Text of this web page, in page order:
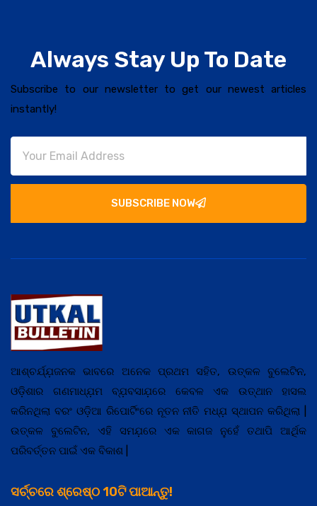
Always Stay Up To Date
Subscribe to our newsletter to get our newest articles
instantly!
SUBSCRIBE NOW
ଆଶ୍ଚର୍ଯ୍ଯ଼ଜନକ ଭାବରେ ଅନେକ ପ୍ରଥମ ସହିତ, ଉତ୍କଳ ବୁଲେଟିନ,
ଓଡ଼ିଶାର ଗଣମାଧ୍ଯ଼ମ ବ୍ଯ଼ବସାଯ଼ରେ କେବଳ ଏକ ଉତ୍ଥାନ ହାସଲ
କରିନଥିଲା ବରଂ ଓଡ଼ିଆ ରିପୋର୍ଟିଂରେ ନୂତନ ନୀତି ମଧ୍ଯ଼ ସ୍ଥାପନ କରିଥିଲା |
ଉତ୍କଳ ବୁଲେଟିନ, ଏହି ସମଯ଼ରେ ଏକ କାଗଜ ନୁହେଁ ତଥାପି ଆର୍ଥିକ
ପରିବର୍ତ୍ତନ ପାଇଁ ଏକ ବିକାଶ |
ସର୍ଚ୍ଚରେ ଶ୍ରେଷ୍ଠ 10ଟି ପାଆନ୍ତୁ!